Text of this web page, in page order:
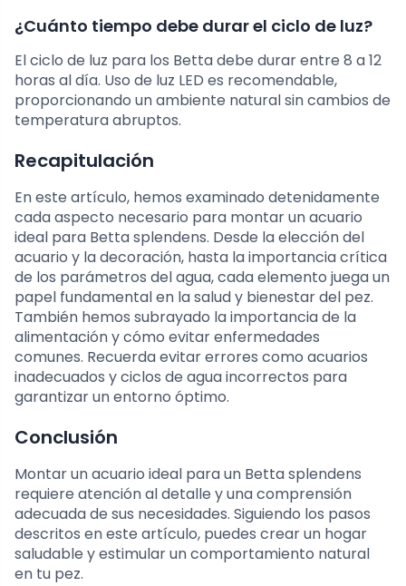
¿Cuánto tiempo debe durar el ciclo de luz?
El ciclo de luz para los Betta debe durar entre 8 a 12
horas al día. Uso de luz LED es recomendable,
proporcionando un ambiente natural sin cambios de
temperatura abruptos.
Recapitulación
En este artículo, hemos examinado detenidamente
cada aspecto necesario para montar un acuario
ideal para Betta splendens. Desde la elección del
acuario y la decoración, hasta la importancia crítica
de los parámetros del agua, cada elemento juega un
papel fundamental en la salud y bienestar del pez.
También hemos subrayado la importancia de la
alimentación y cómo evitar enfermedades
comunes. Recuerda evitar errores como acuarios
inadecuados y ciclos de agua incorrectos para
garantizar un entorno óptimo.
Conclusión
Montar un acuario ideal para un Betta splendens
requiere atención al detalle y una comprensión
adecuada de sus necesidades. Siguiendo los pasos
descritos en este artículo, puedes crear un hogar
saludable y estimular un comportamiento natural
en tu pez.